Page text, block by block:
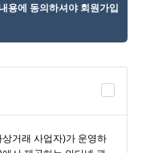
용에 동의하셔야 회원가입